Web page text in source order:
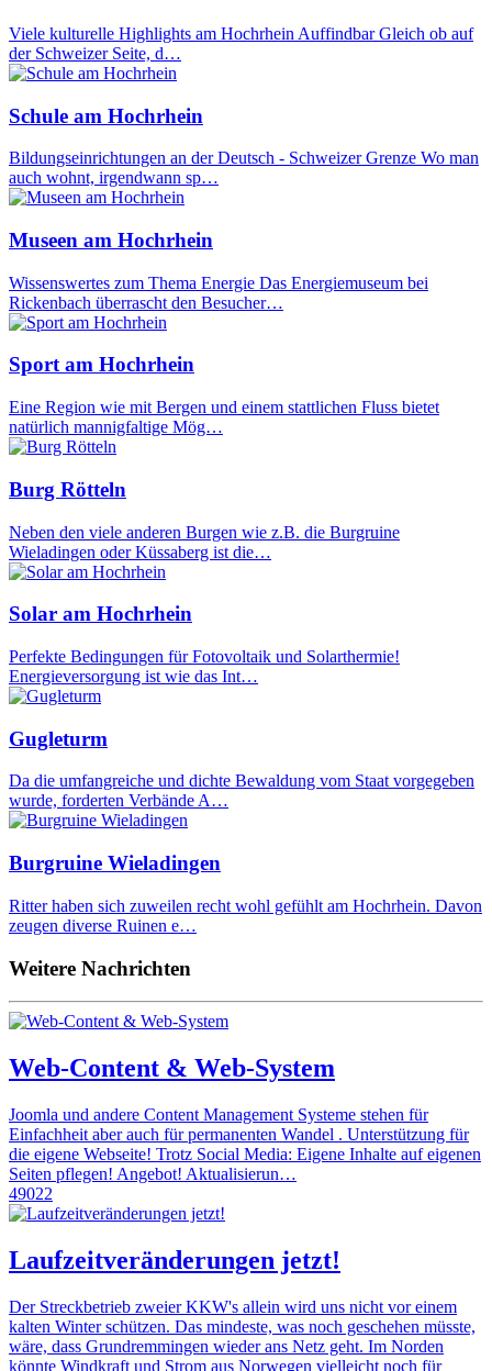
Viele kulturelle Highlights am Hochrhein Auffindbar Gleich ob auf
der Schweizer Seite, d…
Schule am Hochrhein
Bildungseinrichtungen an der Deutsch - Schweizer Grenze Wo man
auch wohnt, irgendwann sp…
Museen am Hochrhein
Wissenswertes zum Thema Energie Das Energiemuseum bei
Rickenbach überrascht den Besucher…
Sport am Hochrhein
Eine Region wie mit Bergen und einem stattlichen Fluss bietet
natürlich mannigfaltige Mög…
Burg Rötteln
Neben den viele anderen Burgen wie z.B. die Burgruine
Wieladingen oder Küssaberg ist die…
Solar am Hochrhein
Perfekte Bedingungen für Fotovoltaik und Solarthermie!
Energieversorgung ist wie das Int…
Gugleturm
Da die umfangreiche und dichte Bewaldung vom Staat vorgegeben
wurde, forderten Verbände A…
Burgruine Wieladingen
Ritter haben sich zuweilen recht wohl gefühlt am Hochrhein. Davon
zeugen diverse Ruinen e…
Weitere Nachrichten
Web-Content & Web-System
Joomla und andere Content Management Systeme stehen für
Einfachheit aber auch für permanenten Wandel . Unterstützung für
die eigene Webseite! Trotz Social Media: Eigene Inhalte auf eigenen
Seiten pflegen! Angebot! Aktualisierun…
49022
Laufzeitveränderungen jetzt!
Der Streckbetrieb zweier KKW's allein wird uns nicht vor einem
kalten Winter schützen. Das mindeste, was noch geschehen müsste,
wäre, dass Grundremmingen wieder ans Netz geht. Im Norden
könnte Windkraft und Strom aus Norwegen vielleicht noch für